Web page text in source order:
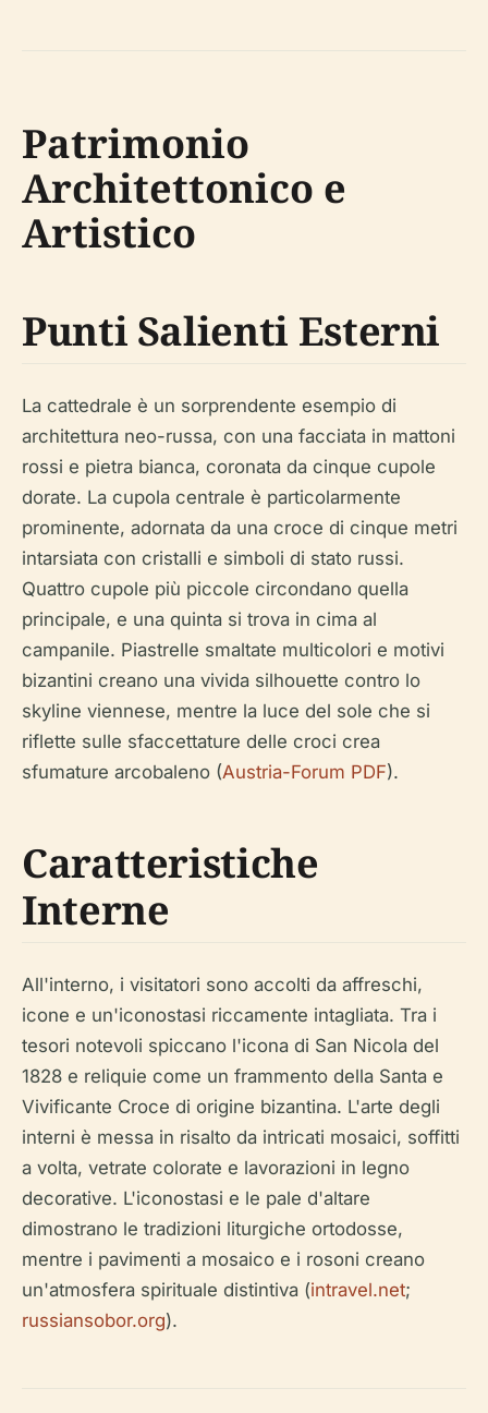
Patrimonio
Architettonico e
Artistico
Punti Salienti Esterni
La cattedrale è un sorprendente esempio di
architettura neo-russa, con una facciata in mattoni
rossi e pietra bianca, coronata da cinque cupole
dorate. La cupola centrale è particolarmente
prominente, adornata da una croce di cinque metri
intarsiata con cristalli e simboli di stato russi.
Quattro cupole più piccole circondano quella
principale, e una quinta si trova in cima al
campanile. Piastrelle smaltate multicolori e motivi
bizantini creano una vivida silhouette contro lo
skyline viennese, mentre la luce del sole che si
riflette sulle sfaccettature delle croci crea
sfumature arcobaleno (Austria-Forum PDF).
Caratteristiche
Interne
All'interno, i visitatori sono accolti da affreschi,
icone e un'iconostasi riccamente intagliata. Tra i
tesori notevoli spiccano l'icona di San Nicola del
1828 e reliquie come un frammento della Santa e
Vivificante Croce di origine bizantina. L'arte degli
interni è messa in risalto da intricati mosaici, soffitti
a volta, vetrate colorate e lavorazioni in legno
decorative. L'iconostasi e le pale d'altare
dimostrano le tradizioni liturgiche ortodosse,
mentre i pavimenti a mosaico e i rosoni creano
un'atmosfera spirituale distintiva (intravel.net;
russiansobor.org).